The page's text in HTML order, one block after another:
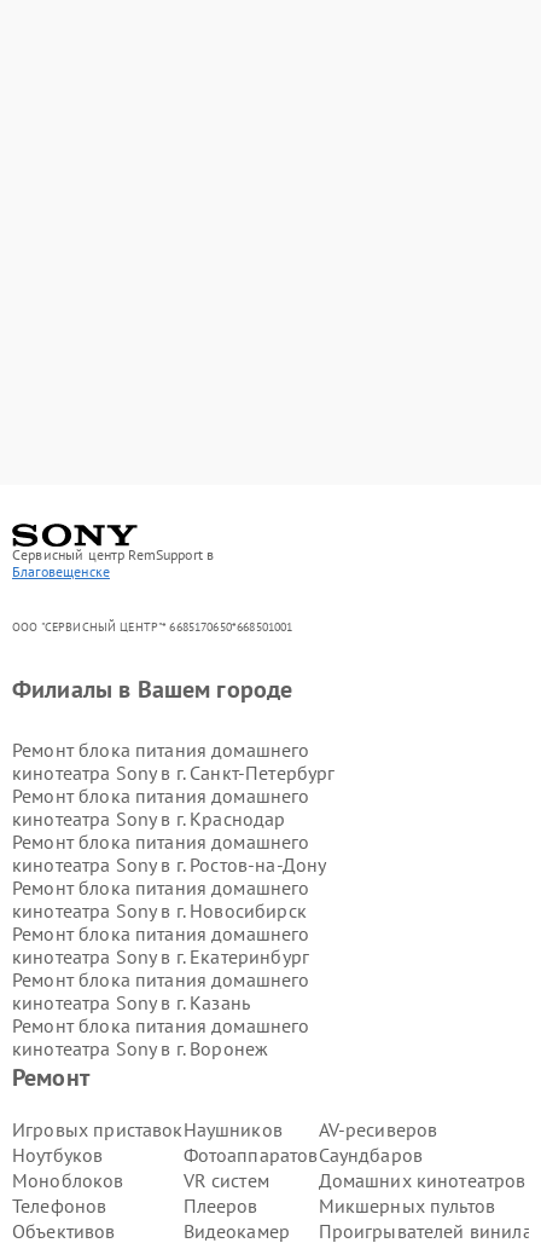
Сервисный центр RemSupport в
Благовещенске
ООО "СЕРВИСНЫЙ ЦЕНТР"* 6685170650*668501001
Ремонт
Игровых приставок
Ноутбуков
Моноблоков
Телефонов
Объективов
Наушников
Фотоаппаратов
VR систем
Плееров
Видеокамер
AV-ресиверов
Саундбаров
Домашних кинотеатров
Микшерных пультов
Проигрывателей винила
Филиалы в Вашем городе
Ремонт блока питания домашнего
кинотеатра Sony в г. Санкт-Петербург
Ремонт блока питания домашнего
кинотеатра Sony в г. Краснодар
Ремонт блока питания домашнего
кинотеатра Sony в г. Ростов-на-Дону
Ремонт блока питания домашнего
кинотеатра Sony в г. Новосибирск
Ремонт блока питания домашнего
кинотеатра Sony в г. Екатеринбург
Ремонт блока питания домашнего
кинотеатра Sony в г. Казань
Ремонт блока питания домашнего
кинотеатра Sony в г. Воронеж
Ремонт блока питания домашнего
кинотеатра Sony в г.
кинотеатра Sony в г. Самара
Ремонт блока питания домашнего
кинотеатра Sony в г.Пермь
Ремонт блока питания домашнего
кинотеатра Sony в г.Красноярск